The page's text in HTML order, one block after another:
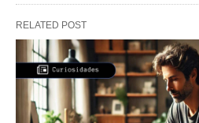
RELATED POST